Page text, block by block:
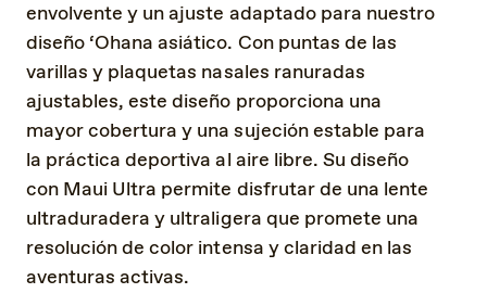
envolvente y un ajuste adaptado para nuestro
diseño ‘Ohana asiático. Con puntas de las
varillas y plaquetas nasales ranuradas
ajustables, este diseño proporciona una
mayor cobertura y una sujeción estable para
la práctica deportiva al aire libre. Su diseño
con Maui Ultra permite disfrutar de una lente
ultraduradera y ultraligera que promete una
resolución de color intensa y claridad en las
aventuras activas.